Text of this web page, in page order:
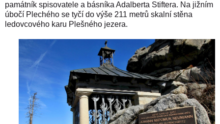
památník spisovatele a básníka Adalberta Stiftera. Na jižním
úbočí Plechého se tyčí do výše 211 metrů skalní stěna
ledovcového karu Plešného jezera.